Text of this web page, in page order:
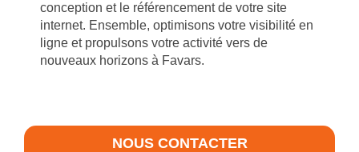
conception et le référencement de votre site
internet. Ensemble, optimisons votre visibilité en
ligne et propulsons votre activité vers de
nouveaux horizons à Favars.
NOUS CONTACTER